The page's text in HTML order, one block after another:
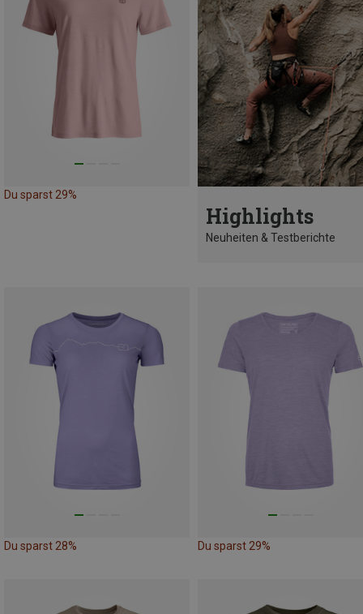
Du sparst 29%
Highlights
Neuheiten & Testberichte
Du sparst 28% Du sparst 29%